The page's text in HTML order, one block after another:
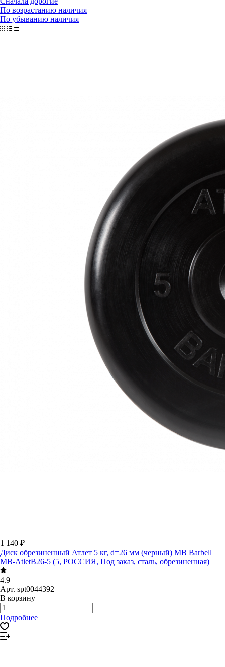
По возрастанию наличия
По убыванию наличия
1 140 ₽
Диск обрезиненный Атлет 5 кг, d=26 мм (черный) MB Barbell
MB-AtletB26-5 (5, РОССИЯ, Под заказ, сталь, обрезиненная)
4.9
Арт. spt0044392
В корзину
Подробнее